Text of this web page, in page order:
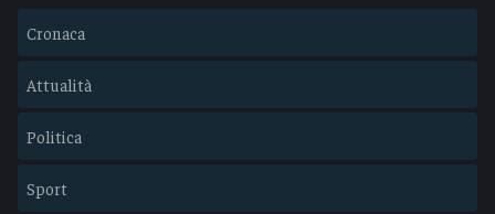
Cronaca
Attualità
Politica
Sport